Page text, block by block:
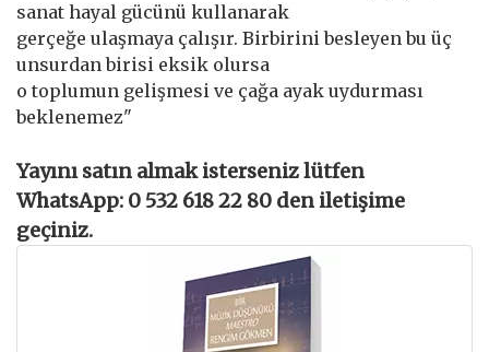
sanat hayal gücünü kullanarak
gerçeğe ulaşmaya çalışır. Birbirini besleyen bu üç
unsurdan birisi eksik olursa
o toplumun gelişmesi ve çağa ayak uydurması
beklenemez"
Yayını satın almak isterseniz lütfen
WhatsApp: 0 532 618 22 80 den iletişime
geçiniz.